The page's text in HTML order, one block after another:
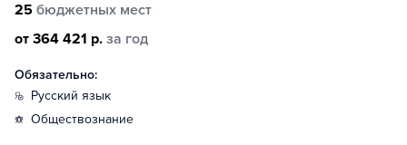
25 бюджетных мест
от 364 421 р. за год
Обязательно:
русский язык
обществознание